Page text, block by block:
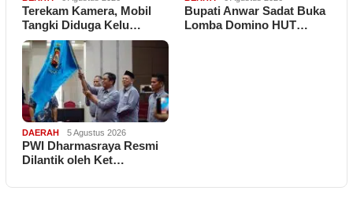
Terekam Kamera, Mobil
Tangki Diduga Kelu…
Bupati Anwar Sadat Buka
Lomba Domino HUT…
DAERAH 5 Agustus 2026
PWI Dharmasraya Resmi
Dilantik oleh Ket…